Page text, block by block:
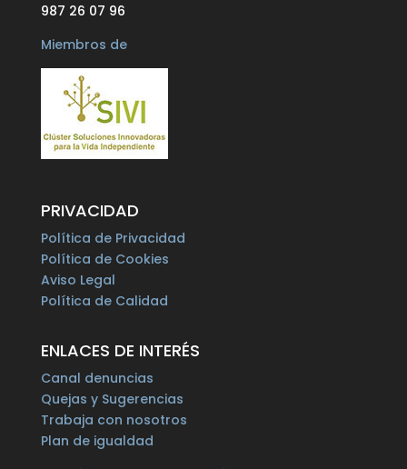
987 26 07 96
Miembros de
PRIVACIDAD
Política de Privacidad
Política de Cookies
Aviso Legal
Política de Calidad
ENLACES DE INTERÉS
Canal denuncias
Quejas y Sugerencias
Trabaja con nosotros
Plan de igualdad